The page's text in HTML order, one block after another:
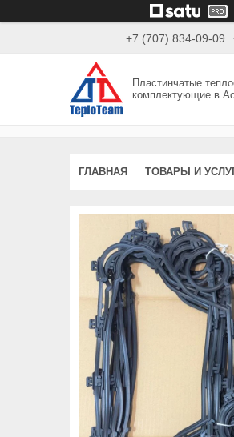
+7 (707) 834-09-09
Пластинчатые
комплектующие в
ГЛАВНАЯ ТОВАРЫ И